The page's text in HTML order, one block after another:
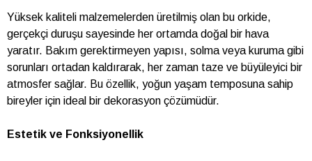
Yüksek kaliteli malzemelerden üretilmiş olan bu orkide,
gerçekçi duruşu sayesinde her ortamda doğal bir hava
yaratır. Bakım gerektirmeyen yapısı, solma veya kuruma gibi
sorunları ortadan kaldırarak, her zaman taze ve büyüleyici bir
atmosfer sağlar. Bu özellik, yoğun yaşam temposuna sahip
bireyler için ideal bir dekorasyon çözümüdür.
Estetik ve Fonksiyonellik